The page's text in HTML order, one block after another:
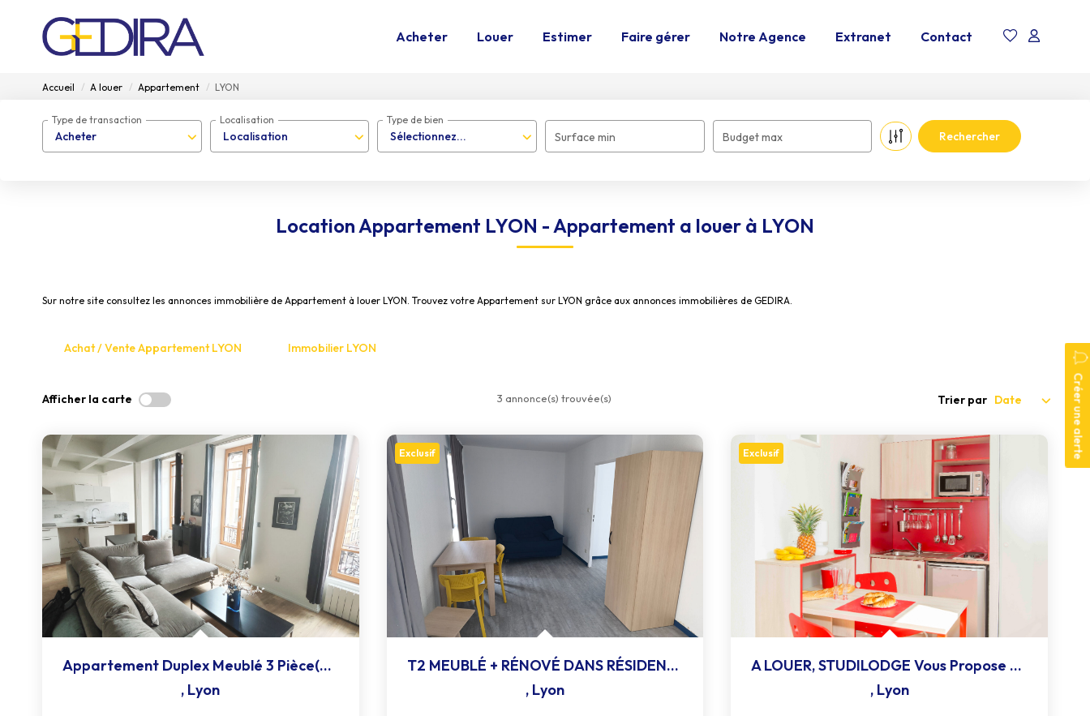
Acheter Louer Estimer Faire gérer Notre Agence Extranet Contact
Accueil A louer Appartement LYON
Acheter
Type de transaction
Localisation
Localisation
Sélectionnez...
Type de bien
Surface min Budget max
Location Appartement LYON - Appartement a louer à LYON
Sur notre site consultez les annonces immobilière de Appartement à louer LYON. Trouvez votre Appartement sur LYON grâce aux annonces immobilières de GEDIRA.
Achat / Vente Appartement LYON Immobilier LYON
Créer une alerte
Afficher la carte 3 annonce(s) trouvée(s) Trier par
Appartement Duplex Meublé 3 Pièce(s) 88.10 M2
, Lyon
Exclusif
T2 MEUBLÉ + RÉNOVÉ DANS RÉSIDENCE ÉTUDIANTE SÉCURISÉE
, Lyon
Exclusif
A LOUER, STUDILODGE Vous Propose Un Studio Dans Une...
, Lyon